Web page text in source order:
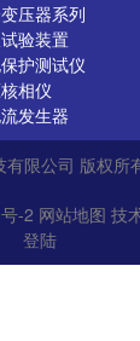
压器系列
验装置
护测试仪
相仪
发生器
性测试仪
生器
耗测试仪
电阻测试仪
介电强度测
有限公司 版权所
-2 网站地图 技
登陆